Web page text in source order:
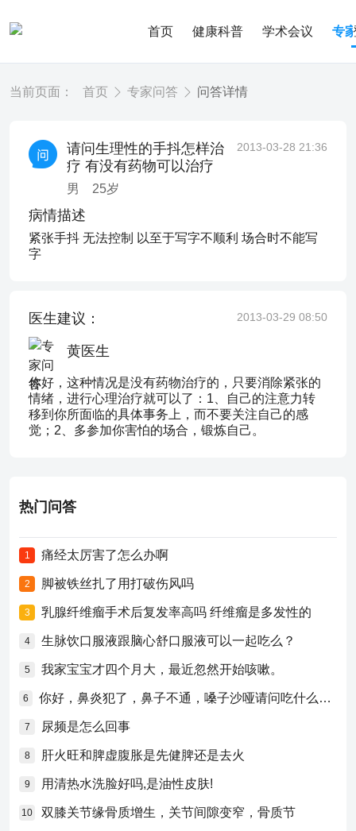
首页 健康科普 学术会议 专
当前页面： 首页 专家问答 问答详情
请问生理性的手抖怎样治
疗 有没有药物可以治疗
男 25岁
2013-03-28 21:36
病情描述
紧张手抖 无法控制 以至于写字不顺利 场合时不能写
字
医生建议： 2013-03-29 08:50
黄医生
你好，这种情况是没有药物治疗的，只要消除紧张的
情绪，进行心理治疗就可以了：1、自己的注意力转
移到你所面临的具体事务上，而不要关注自己的感
觉；2、多参加你害怕的场合，锻炼自己。
热门问答
1 痛经太厉害了怎么办啊
2 脚被铁丝扎了用打破伤风吗
3 乳腺纤维瘤手术后复发率高吗 纤维瘤是多发性的
4 生脉饮口服液跟脑心舒口服液可以一起吃么？
5 我家宝宝才四个月大，最近忽然开始咳嗽。
6 你好，鼻炎犯了，鼻子不通，嗓子沙哑请问吃什么药比较好？
7 尿频是怎么回事
8 肝火旺和脾虚腹胀是先健脾还是去火
9 用清热水洗脸好吗,是油性皮肤!
10 双膝关节缘骨质增生，关节间隙变窄，骨质节